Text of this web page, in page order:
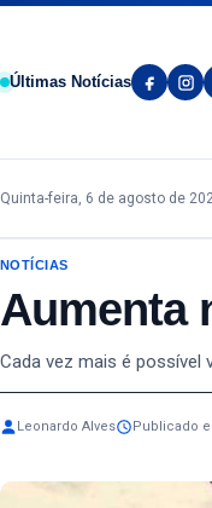
Pular para o conteúdo
Últimas Notícias
Quinta-feira, 6 de agosto de
NOTÍCIAS
Aumenta
Cada vez mais é possível
Leonardo Alves Publicado